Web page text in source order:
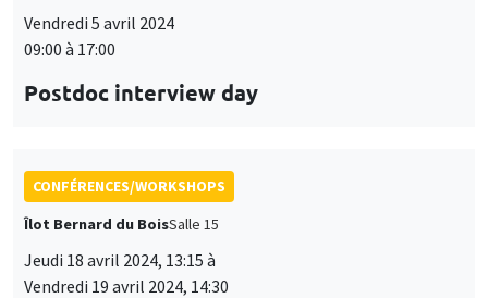
Vendredi 5 avril 2024
09:00 à 17:00
Postdoc interview day
CONFÉRENCES/WORKSHOPS
Îlot Bernard du BoisSalle 15
Jeudi 18 avril 2024, 13:15 à
Vendredi 19 avril 2024, 14:30